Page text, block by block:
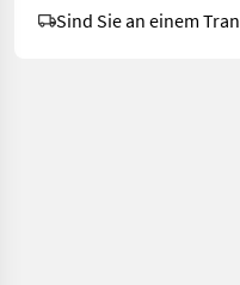
Sind Sie an einem